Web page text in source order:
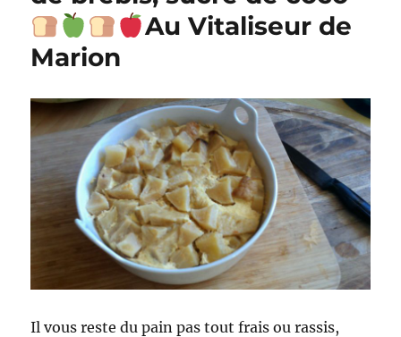
Au Vitaliseur de
Marion
Il vous reste du pain pas tout frais ou rassis,